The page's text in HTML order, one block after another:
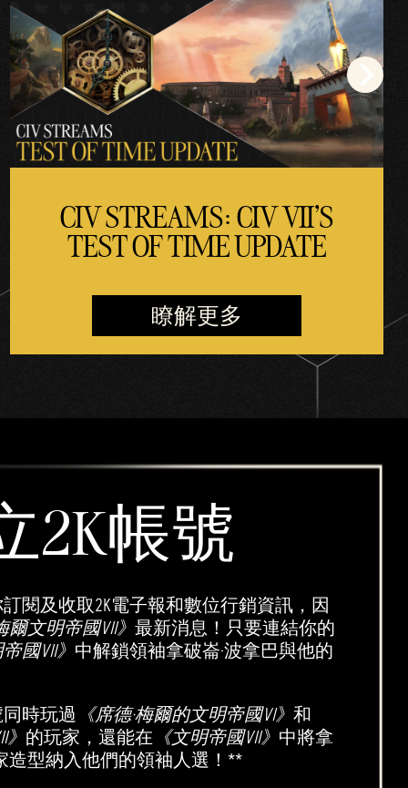
CIV STREAMS: CIV VII'S
TEST OF TIME UPDATE
瞭解更多
2K帳號
閱及收取2K電子報和數位行銷資訊，因
爾文明帝國VII》 最新消息！只要連結你的
國VII》 中解鎖領袖拿破崙·波拿巴與他的
時玩過 《席德·梅爾的文明帝國VI》 和
的玩家，還能在 《文明帝國VII》 中將拿
造型納入他們的領袖人選！**